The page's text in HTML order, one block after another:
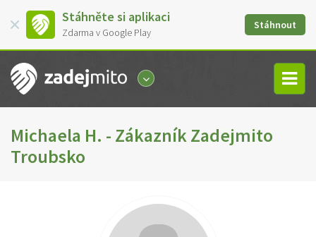
Stáhněte si aplikaci
Zdarma v Google Play
Stáhnout
Michaela H. - Zákazník Zadejmito
Troubsko